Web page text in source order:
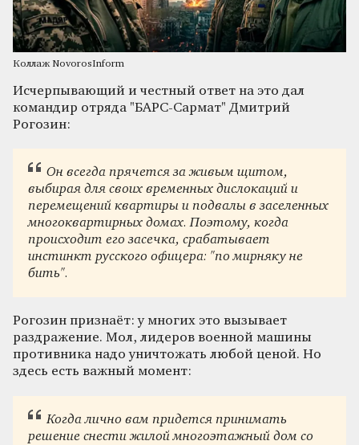
Коллаж NovorosInform
Исчерпывающий и честный ответ на это дал
командир отряда "БАРС-Сармат" Дмитрий
Рогозин:
Он всегда прячется за живым щитом,
выбирая для своих временных дислокаций и
перемещений квартиры и подвалы в заселенных
многоквартирных домах. Поэтому, когда
происходит его засечка, срабатывает
инстинкт русского офицера: "по мирняку не
бить".
Рогозин признаёт: у многих это вызывает
раздражение. Мол, лидеров военной машины
противника надо уничтожать любой ценой. Но
здесь есть важный момент:
Когда лично вам придется принимать
решение снести жилой многоэтажный дом со